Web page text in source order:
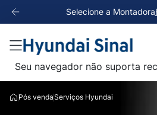
Selecione a Montadora
Seu navegador não suporta
Pós vendaServiços Hyundai